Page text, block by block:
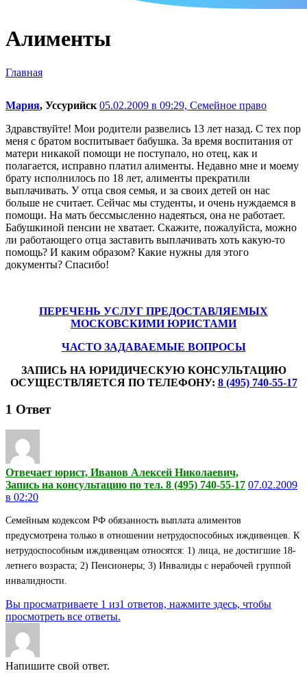
Алименты
Главная
Мария, Уссурийск 05.02.2009 в 09:29, Семейное право
Здравствуйте! Мои родители развелись 13 лет назад. С тех пор
меня с братом воспитывает бабушка. За время воспитания от
матери никакой помощи не поступало, но отец, как и
полагается, исправно платил алименты. Недавно мне и моему
брату исполнилось по 18 лет, алименты прекратили
выплачивать. У отца своя семья, и за своих детей он нас
больше не считает. Сейчас мы студенты, и очень нуждаемся в
помощи. На мать бессмысленно надеяться, она не работает.
Бабушкиной пенсии не хватает. Скажите, пожалуйста, можно
ли работающего отца заставить выплачивать хоть какую-то
помощь? И каким образом? Какие нужны для этого
документы? Спасибо!
ПЕРЕЧЕНЬ УСЛУГ ПРЕДОСТАВЛЯЕМЫХ
МОСКОВСКИМИ ЮРИСТАМИ
ЧАСТО ЗАДАВАЕМЫЕ ВОПРОСЫ
ЗАПИСЬ НА ЮРИДИЧЕСКУЮ КОНСУЛЬТАЦИЮ
ОСУЩЕСТВЛЯЕТСЯ ПО ТЕЛЕФОНУ: 8 (495) 740-55-17
1 Ответ
Отвечает юрист, Иванов Алексей Николаевич,
Запись на консультацию по тел. 8 (495) 740-55-17 07.02.2009
в 02:20
Семейным кодексом РФ обязанность выплата алиментов
предусмотрена только в отношении нетрудоспособных иждивенцев. К
нетрудоспособным иждивенцам относятся: 1) лица, не достигшие 18-
летнего возраста; 2) Пенсионеры; 3) Инвалиды с нерабочей группой
инвалидности.
Вы просматриваете 1 из1 ответов, нажмите здесь, чтобы
просмотреть все ответы.
Напишите свой ответ.